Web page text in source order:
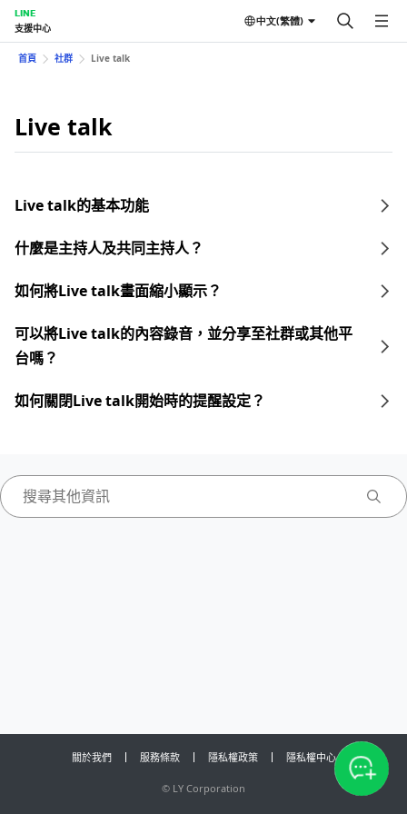
LINE
支援中心
中文(繁體)
首頁 社群 Live talk
Live talk
Live talk的基本功能
什麼是主持人及共同主持人？
如何將Live talk畫面縮小顯示？
可以將Live talk的內容錄音，並分享至社群或其他平
台嗎？
如何關閉Live talk開始時的提醒設定？
關於我們 服務條款 隱私權政策 隱私權中心
© LY Corporation